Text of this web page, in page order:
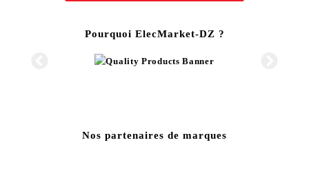
Pourquoi ElecMarket-DZ ?
Nos partenaires de marques